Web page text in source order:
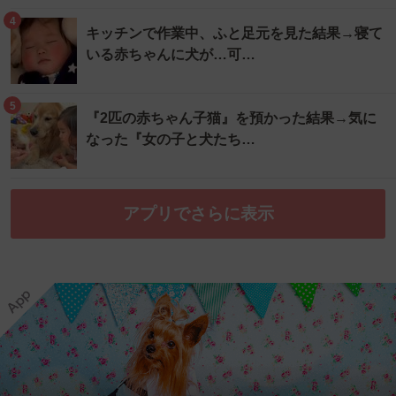
4
キッチンで作業中、ふと足元を見た結果→寝て
いる赤ちゃんに犬が…可…
5
『2匹の赤ちゃん子猫』を預かった結果→気に
なった『女の子と犬たち…
アプリでさらに表示